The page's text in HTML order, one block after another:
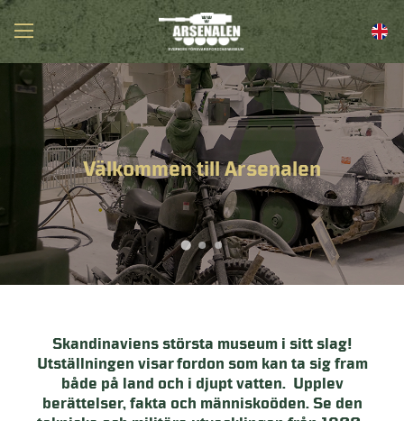
Välkommen till Arsenalen
Skandinaviens största museum i sitt slag!
Utställningen visar fordon som kan ta sig fram
både på land och i djupt vatten. Upplev
berättelser, fakta och människoöden. Se den